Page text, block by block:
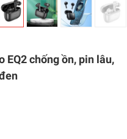
EQ2 chống ồn, pin lâu,